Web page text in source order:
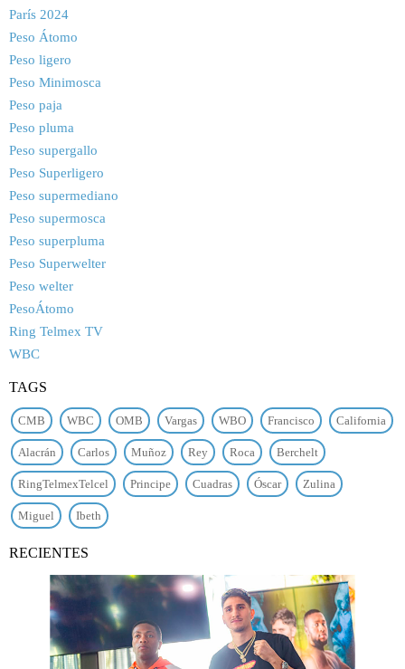
París 2024
Peso Átomo
Peso ligero
Peso Minimosca
Peso paja
Peso pluma
Peso supergallo
Peso Superligero
Peso supermediano
Peso supermosca
Peso superpluma
Peso Superwelter
Peso welter
PesoÁtomo
Ring Telmex TV
WBC
TAGS
CMB WBC OMB Vargas WBO Francisco California
Alacrán Carlos Muñoz Rey Roca Berchelt
RingTelmexTelcel Principe Cuadras Óscar Zulina
Miguel Ibeth
RECIENTES